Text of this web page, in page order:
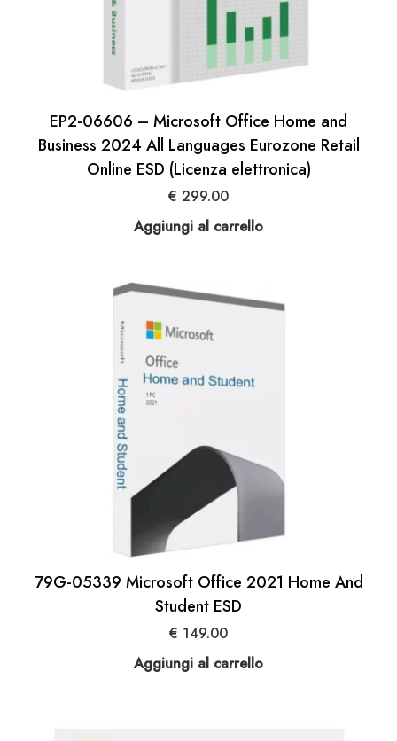
EP2-06606 – Microsoft Office Home and
Business 2024 All Languages Eurozone Retail
Online ESD (Licenza elettronica)
€ 299.00
Aggiungi al carrello
79G-05339 Microsoft Office 2021 Home And
Student ESD
€ 149.00
Aggiungi al carrello